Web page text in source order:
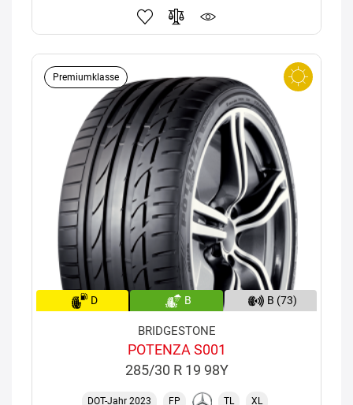
Premiumklasse
D B B (73)
BRIDGESTONE
POTENZA S001
285/30 R 19 98Y
DOT-Jahr 2023 FP TL XL